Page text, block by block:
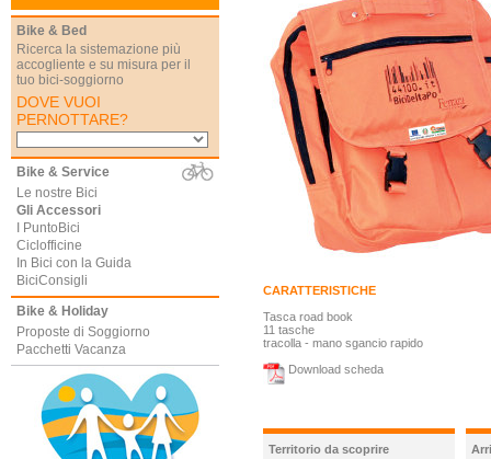
Bike & Bed
Ricerca la sistemazione più
accogliente e su misura per il
tuo bici-soggiorno
DOVE VUOI
PERNOTTARE?
Bike & Service
Le nostre Bici
Gli Accessori
I PuntoBici
Ciclofficine
In Bici con la Guida
BiciConsigli
Bike & Holiday
Proposte di Soggiorno
Pacchetti Vacanza
CARATTERISTICHE
Tasca road book
11 tasche
tracolla - mano sgancio rapido
Download scheda
Territorio da scoprire